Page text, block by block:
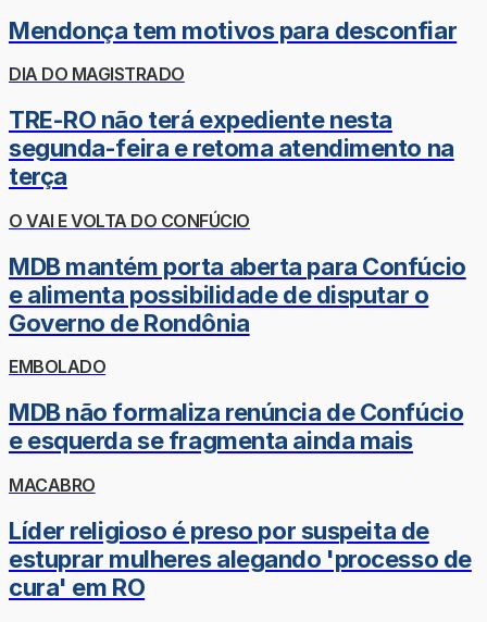
Mendonça tem motivos para desconfiar
DIA DO MAGISTRADO
TRE-RO não terá expediente nesta
segunda-feira e retoma atendimento na
terça
O VAI E VOLTA DO CONFÚCIO
MDB mantém porta aberta para Confúcio
e alimenta possibilidade de disputar o
Governo de Rondônia
EMBOLADO
MDB não formaliza renúncia de Confúcio
e esquerda se fragmenta ainda mais
MACABRO
Líder religioso é preso por suspeita de
estuprar mulheres alegando 'processo de
cura' em RO